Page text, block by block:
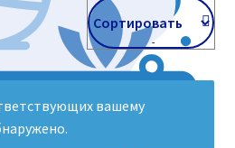
оборудование
Видеообучение
вашему